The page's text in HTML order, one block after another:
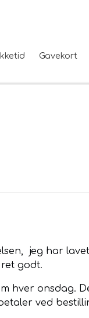
Gavekort
jeg har
godt.
hver onsdag.
ved